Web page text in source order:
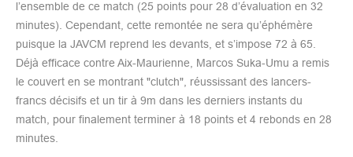
l’ensemble de ce match (25 points pour 28 d’évaluation en 32
minutes). Cependant, cette remontée ne sera qu’éphémère
puisque la JAVCM reprend les devants, et s’impose 72 à 65.
Déjà efficace contre Aix-Maurienne, Marcos Suka-Umu a remis
le couvert en se montrant "clutch", réussissant des lancers-
francs décisifs et un tir à 9m dans les derniers instants du
match, pour finalement terminer à 18 points et 4 rebonds en 28
minutes.